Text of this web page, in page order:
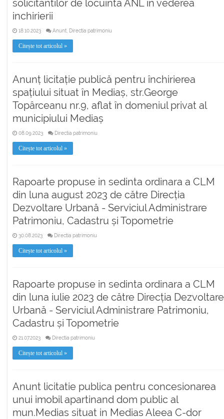
solicitantilor de locuinta ANL in vederea
inchirierii
18.10.2023 Anunt, Directia patrimoniu
Citește tot articolul »
Anunț licitație publică pentru închirierea
spațiului situat în Mediaș, str.George
Topârceanu nr.9, aflat în domeniul privat al
municipiului Mediaș
08.09.2023 Directia patrimoniu
Citește tot articolul »
Rapoarte propuse in sedinta ordinara a CLM
din luna august 2023 de către Direcția
Dezvoltare Urbană - Serviciul Administrare
Patrimoniu, Cadastru și Topometrie
30.08.2023 Directia patrimoniu
Citește tot articolul »
Rapoarte propuse in sedinta ordinara a CLM
din luna iulie 2023 de către Direcția Dezvoltare
Urbană - Serviciul Administrare Patrimoniu,
Cadastru și Topometrie
21.07.2023 Directia patrimoniu
Citește tot articolul »
Anunt licitatie publica pentru concesionarea
unui imobil apartinand dom public al
mun.Medias situat in Medias Aleea C-dor